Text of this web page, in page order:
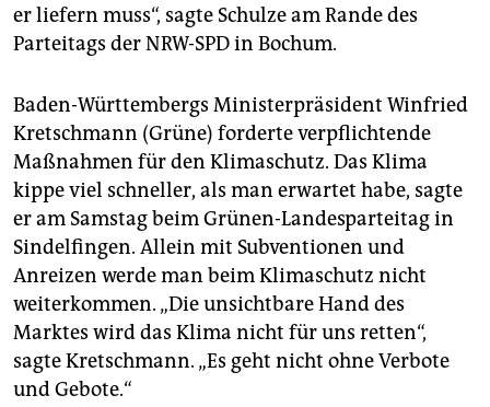
er liefern muss“, sagte Schulze am Rande des
Parteitags der NRW-SPD in Bochum.
Baden-Württembergs Ministerpräsident Winfried
Kretschmann (Grüne) forderte verpflichtende
Maßnahmen für den Klimaschutz. Das Klima
kippe viel schneller, als man erwartet habe, sagte
er am Samstag beim Grünen-Landesparteitag in
Sindelfingen. Allein mit Subventionen und
Anreizen werde man beim Klimaschutz nicht
weiterkommen. „Die unsichtbare Hand des
Marktes wird das Klima nicht für uns retten“,
sagte Kretschmann. „Es geht nicht ohne Verbote
und Gebote.“